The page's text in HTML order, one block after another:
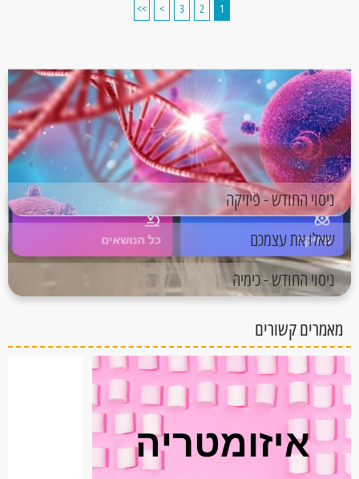
1
2
3
>
>>
ניסוי החודש - פיזיקה
שאלו את עצמכם
ניסוי החודש - כימיה
מאמרים קשורים